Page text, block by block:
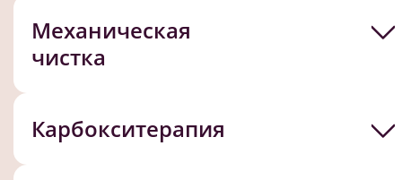
Механическая
чистка
Карбокситерапия